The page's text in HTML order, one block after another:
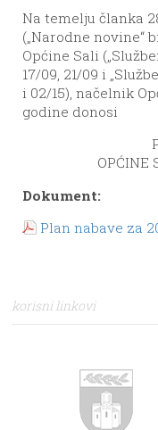
Na temelju članka
(„Narodne novine“
Općine Sali
17/09, 21/09 i
i 02/15), načelnik
godine donosi
OPĆINE
Dokument:
Plan nabave za
korisni linkovi